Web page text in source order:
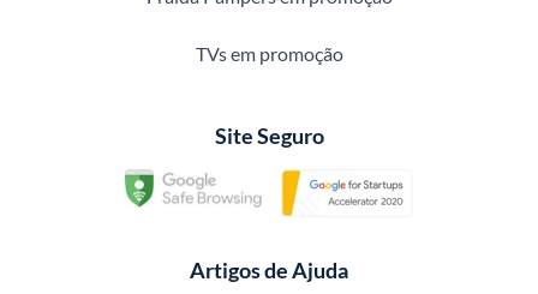
TVs em promoção
Site Seguro
Artigos de Ajuda